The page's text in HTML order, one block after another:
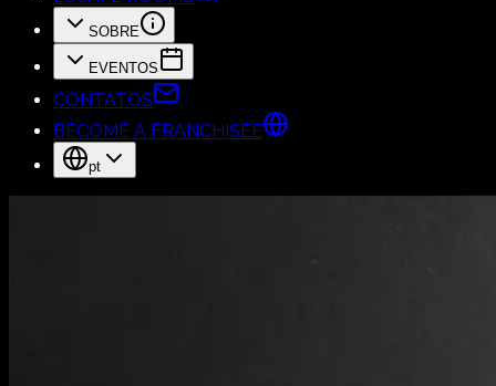
SOBRE
EVENTOS
CONTATOS
BECOME A FRANCHISEE
pt